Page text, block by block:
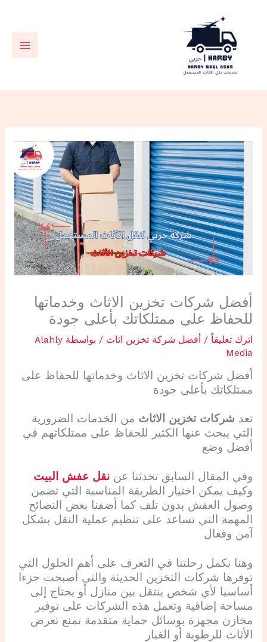
أفضل شركات تخزين الاثاث وخدماتها
للحفاظ على ممتلكاتك بأعلى جودة
اترك تعليقاً / أفضل شركة تخزين اثاث / بواسطة Alahly
Media
أفضل شركات تخزين الاثاث وخدماتها للحفاظ على
ممتلكاتك بأعلى جودة
تعد شركات تخزين الاثاث من الخدمات الضرورية
التي يبحث عنها الكثير للحفاظ على ممتلكاتهم في
أفضل وضع
وفي المقال السابق تحدثنا عن نقل عفش البيت
وكيف يمكن اختيار الطريقة المناسبة التي تضمن
وصول العفش بدون تلف كما أضفنا بعض النصائح
المهمة التي تساعد على تنظيم عملية النقل بشكل
آمن وفعال
وهنا نكمل رحلتنا في التعرف على أهم الحلول التي
توفرها شركات التخزين الحديثة والتي أصبحت جزءا
أساسيا لأي شخص ينتقل بين منازل أو يحتاج إلى
مساحة إضافية وتعمل هذه الشركات على توفير
مخازن مجهزة بوسائل حماية متقدمة تمنع تعرض
الأثاث للرطوبة أو الغبار